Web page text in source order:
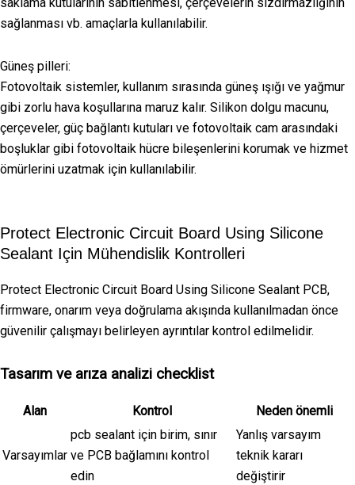
sağlanması vb. amaçlarla kullanılabilir.
Güneş pilleri:
Fotovoltaik sistemler, kullanım sırasında güneş ışığı ve yağmur
gibi zorlu hava koşullarına maruz kalır. Silikon dolgu macunu,
çerçeveler, güç bağlantı kutuları ve fotovoltaik cam arasındaki
boşluklar gibi fotovoltaik hücre bileşenlerini korumak ve hizmet
ömürlerini uzatmak için kullanılabilir.
Protect Electronic Circuit Board Using Silicone
Sealant Için Mühendislik Kontrolleri
Protect Electronic Circuit Board Using Silicone Sealant PCB,
firmware, onarım veya doğrulama akışında kullanılmadan önce
güvenilir çalışmayı belirleyen ayrıntılar kontrol edilmelidir.
Tasarım ve arıza analizi checklist
Alan Kontrol Neden önemli
Varsayımlar
pcb sealant için birim, sınır
ve PCB bağlamını kontrol
edin
Yanlış varsayım
teknik kararı
değiştirir